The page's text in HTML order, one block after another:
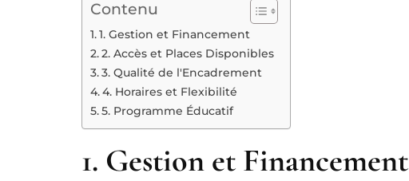
Contenu
1. Gestion et Financement
2. Accès et Places Disponibles
3. Qualité de l'Encadrement
4. Horaires et Flexibilité
5. Programme Éducatif
1. Gestion et Financement